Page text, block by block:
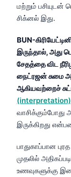
மற்றும்
சிக்னல் இது.
BUN-
இருந்தால், அது
சேதத்தை விட
நைட்ரஜன் சுமை
ஆகியவற்றைச்
(interpretation)
வாசிக்கும்போது
இருக்கிறது
பாதுகாப்பான
முதலில்
உணவுகளுக்கு